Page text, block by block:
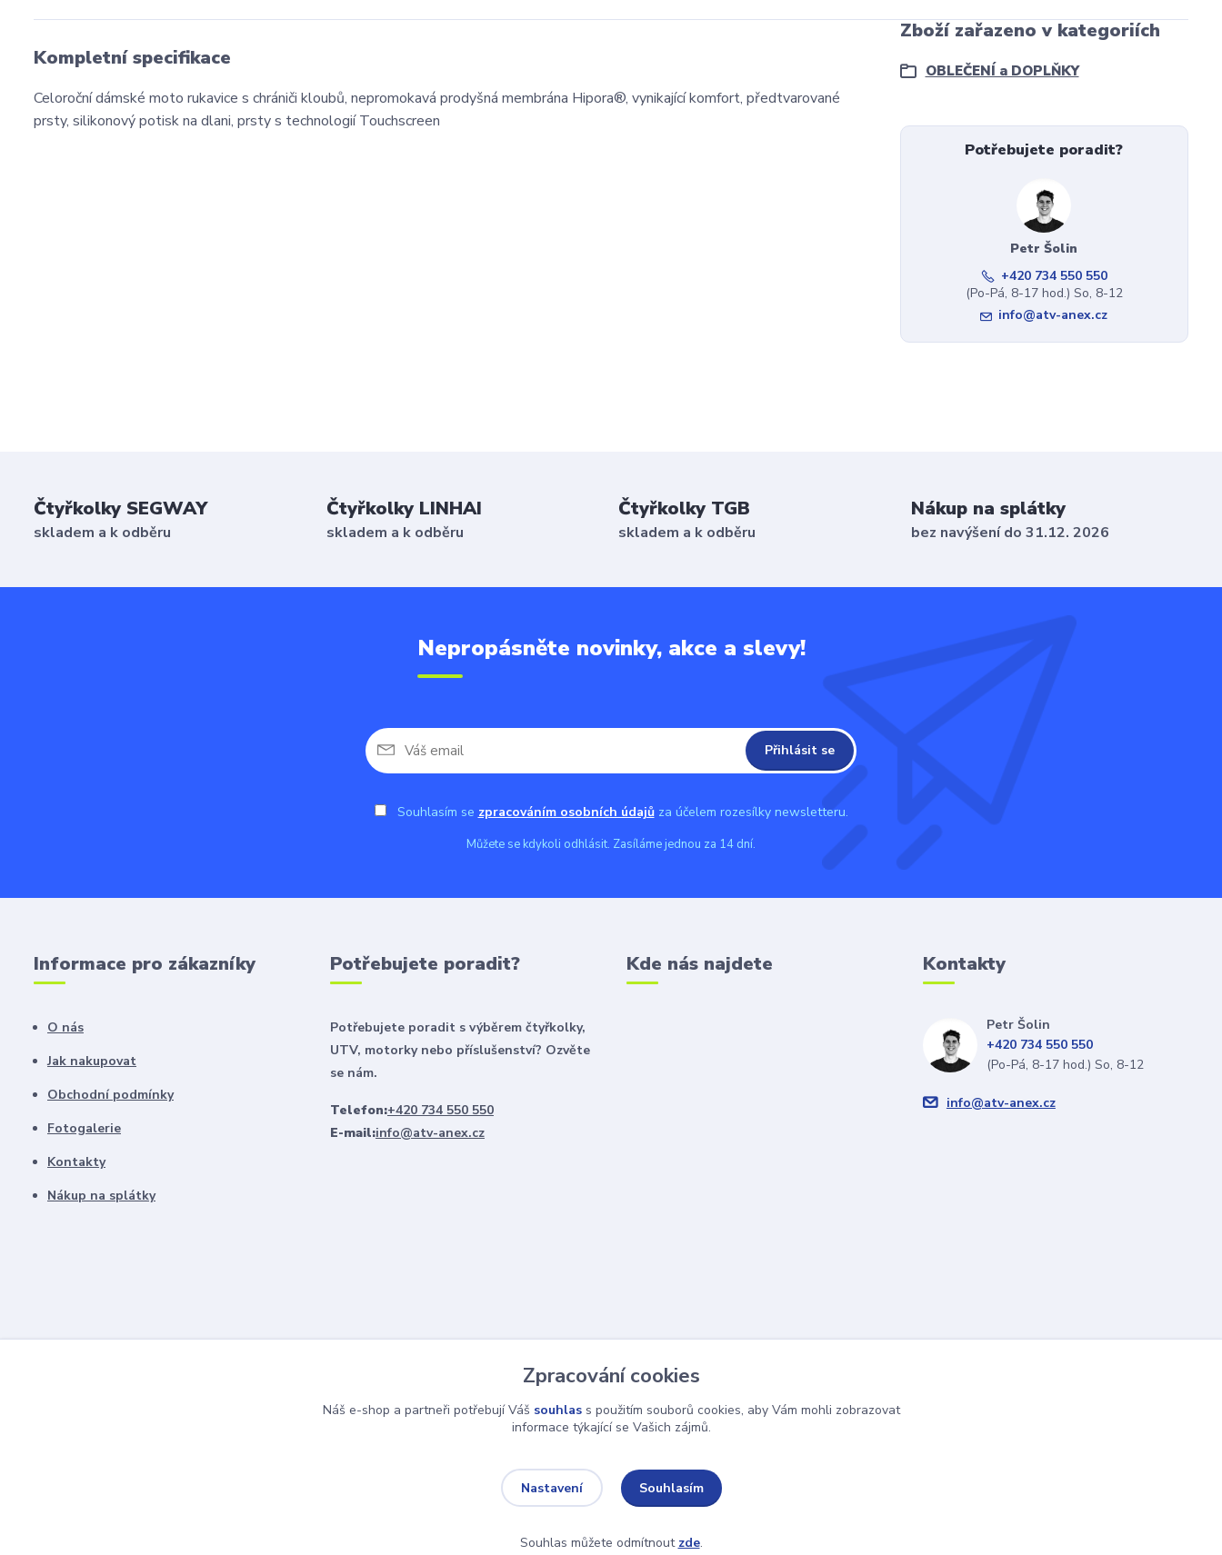
Kompletní specifikace
Celoroční dámské moto rukavice s chrániči kloubů, nepromokavá prodyšná membrána Hipora®, vynikající komfort, předtvarované
prsty, silikonový potisk na dlani, prsty s technologií Touchscreen
Zboží zařazeno v kategoriích
OBLEČENÍ a DOPLŇKY
Potřebujete poradit?
Petr Šolin
+420 734 550 550
(Po-Pá, 8-17 hod.) So, 8-12
info@atv-anex.cz
Čtyřkolky SEGWAY
skladem a k odběru
Čtyřkolky LINHAI
skladem a k odběru
Čtyřkolky TGB
skladem a k odběru
Nákup na splátky
bez navýšení do 31.12. 2026
Nepropásněte novinky, akce a slevy!
Přihlásit se
Souhlasím se zpracováním osobních údajůza účelem rozesílky newsletteru.
Můžete se kdykoli odhlásit. Zasíláme jednou za 14 dní.
Informace pro zákazníky
O nás
Jak nakupovat
Obchodní podmínky
Fotogalerie
Kontakty
Nákup na splátky
Potřebujete poradit?
Potřebujete poradit s výběrem čtyřkolky,
UTV, motorky nebo příslušenství? Ozvěte
se nám.
Telefon:+420 734 550 550
E-mail:info@atv-anex.cz
Kde nás najdete Kontakty
Petr Šolin
+420 734 550 550
(Po-Pá, 8-17 hod.) So, 8-12
info@atv-anex.cz
Zpracování cookies
Náš e-shop a partneři potřebují Váš souhlass použitím souborů cookies, aby Vám mohli zobrazovat
informace týkající se Vašich zájmů.
Nastavení Souhlasím
Souhlas můžete odmítnout zde.